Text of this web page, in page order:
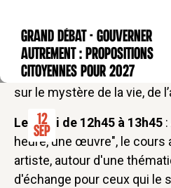
CONFÉRENCE
GRAND DÉBAT - Gouverner
autrement : propositions
citoyennes pour 2027
12
Sep
Chaque mois, une heure
de maître, pour la regarder,
grâce à elle une
sur le mystère de la vie, de
Le lundi de 12h45 à 13h45
heure, une œuvre", le cours
artiste, autour d'une
d'échange pour ceux qui le